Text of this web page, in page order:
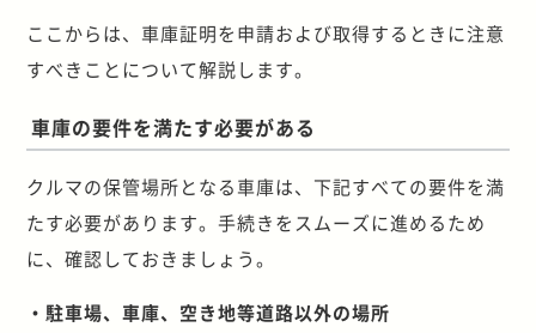
ここからは、車庫証明を申請および取得するときに注意
すべきことについて解説します。
車庫の要件を満たす必要がある
クルマの保管場所となる車庫は、下記すべての要件を満
たす必要があります。手続きをスムーズに進めるため
に、確認しておきましょう。
・駐車場、車庫、空き地等道路以外の場所